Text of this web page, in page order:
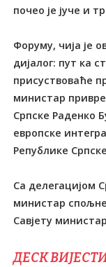
почео је јуче и
Форуму, чија је
дијалог: пут ка
присуствоваће
министар
Српске Раденко
европске
Републике
Са делегацијом
министар
Савјету
ДЕСК